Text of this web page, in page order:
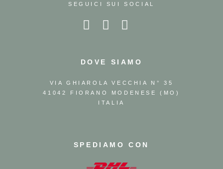
SEGUICI SUI SOCIAL
DOVE SIAMO
VIA GHIAROLA VECCHIA N° 35
41042 FIORANO MODENESE (MO)
ITALIA
SPEDIAMO CON